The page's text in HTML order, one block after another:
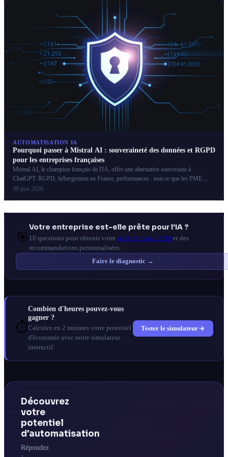
AUTOMATISATION IA
Pourquoi passer à Mistral AI : souveraineté des données et RGPD
pour les entreprises françaises
Mistral AI, le champion français de l'IA, offre une alternative souveraine à
ChatGPT. RGPD, hébergement en France, performances : tout ce que les PME
françaises doivent savoir.
30 juin 2026
🎯
Votre entreprise est-elle prête pour l'IA ?
10 questions pour obtenir votre score de maturité IAet des
recommandations personnalisées.
Faire le diagnostic →
⏱️
Combien d'heures pouvez-vous
gagner ?
Calculez en 2 minutes votre potentiel
d'économie avec notre simulateur
interactif.
Tester le simulateur
Découvrez
votre
potentiel
d'automatisation
Répondez